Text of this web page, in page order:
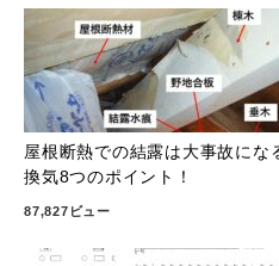
屋根断熱での結露は大事故に
換気8つのポイント！
87,827ビュー